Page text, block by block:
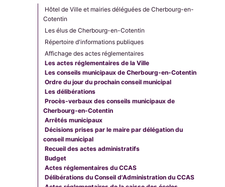
Hôtel de Ville et mairies déléguées de Cherbourg-en-
Cotentin
Les élus de Cherbourg-en-Cotentin
Répertoire d'informations publiques
Affichage des actes réglementaires
Les actes réglementaires de la Ville
Les conseils municipaux de Cherbourg-en-Cotentin
Ordre du jour du prochain conseil municipal
Les délibérations
Procès-verbaux des conseils municipaux de
Cherbourg-en-Cotentin
Arrêtés municipaux
Décisions prises par le maire par délégation du
conseil municipal
Recueil des actes administratifs
Budget
Actes réglementaires du CCAS
Délibérations du Conseil d'Administration du CCAS